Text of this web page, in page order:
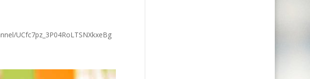
UCfc7pz_3P04RoLTSNXkxeBg